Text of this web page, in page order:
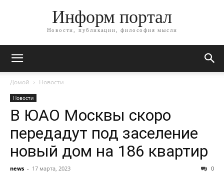
Информ портал
Новости, публикации, философия мысли
Домой Новости
Новости
В ЮАО Москвы скоро
передадут под заселение
новый дом на 186 квартир
news - 17 марта, 2023 0